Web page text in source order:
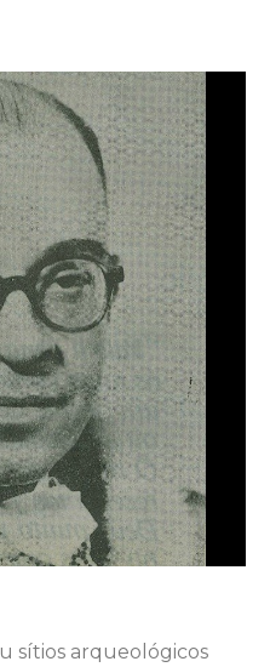
sítios arqueológicos